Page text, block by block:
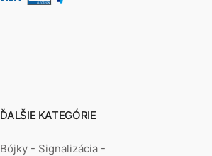
ĎALŠIE KATEGÓRIE
Bójky - Signalizácia -